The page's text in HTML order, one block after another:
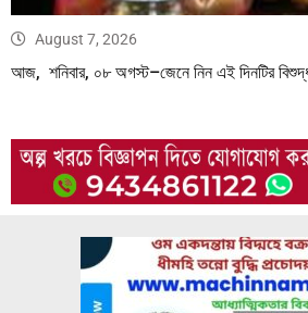
August 7, 2026
আজ, শনিবার, ০৮ অগস্ট–জেনে নিন এই দিনটির